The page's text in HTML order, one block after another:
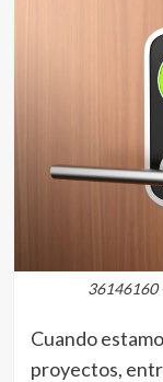
36146160
Cuando
proyectos,